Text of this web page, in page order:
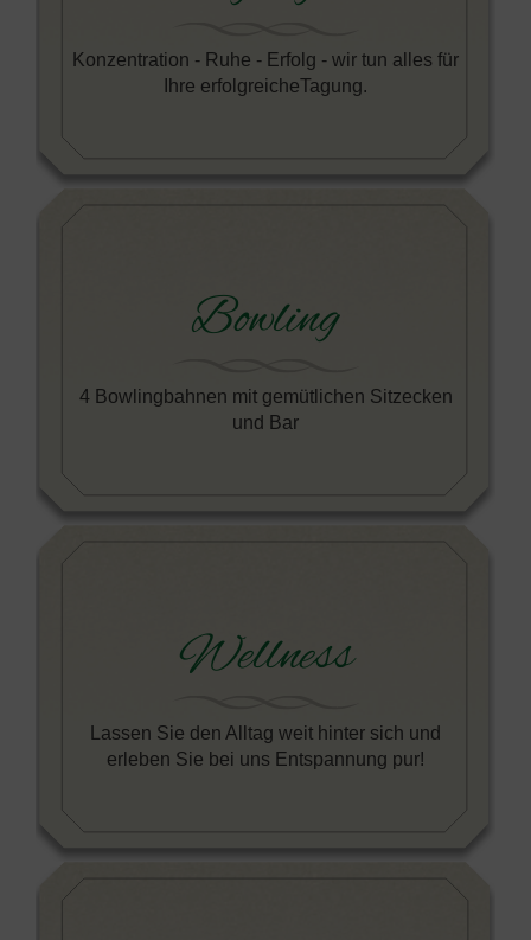
Konzentration - Ruhe - Erfolg - wir tun alles für
Ihre erfolgreicheTagung.
Bowling
4 Bowlingbahnen mit gemütlichen Sitzecken
und Bar
Wellness
Lassen Sie den Alltag weit hinter sich und
erleben Sie bei uns Entspannung pur!